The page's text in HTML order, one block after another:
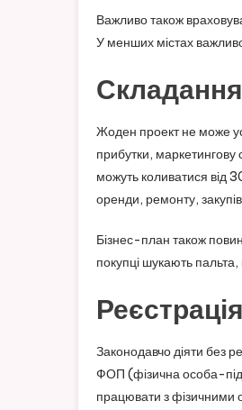
Важливо також
У менших містах
Жоден проект не може
прибутки, маркетингову
можуть коливатися
оренди, ремонту,
Бізнес-план також
покупці шукають пальта,
Законодавчо діяти без
ФОП (фізична особа-
працювати з фізичними